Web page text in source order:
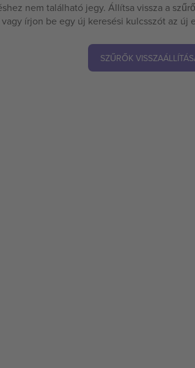
nem található jegy. Állítsa vissza a
írjon be egy új keresési kulcsszót az új
SZŰRŐK